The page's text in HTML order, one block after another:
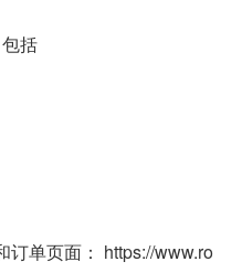
括
订单页面： https://www.ro